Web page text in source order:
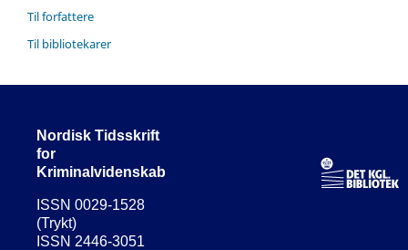
Til forfattere
Til bibliotekarer
Nordisk Tidsskrift
for
Kriminalvidenskab
ISSN 0029-1528
(Trykt)
ISSN 2446-3051